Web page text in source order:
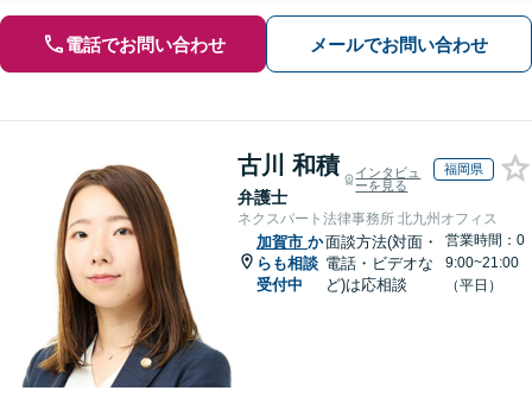
電話でお問い合わせ メールでお問い合わせ
古川 和積
弁護士
インタビュ
ーを見る
福岡県
ネクスパート法律事務所 北九州オフィス
加賀市 か
らも相談
受付中
面談方法(対面・
電話・ビデオな
ど)は応相談
営業時間：0
9:00~21:00
（平日）